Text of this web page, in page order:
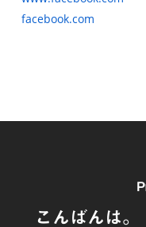
facebook.com
こんばんは